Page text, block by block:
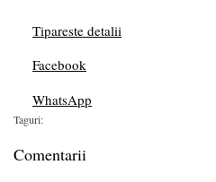
Tipareste detalii
Facebook
WhatsApp
Taguri:
Comentarii